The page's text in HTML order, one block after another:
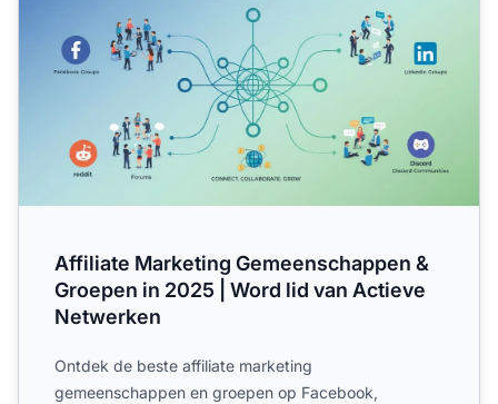
Affiliate Marketing Gemeenschappen &
Groepen in 2025 | Word lid van Actieve
Netwerken
Ontdek de beste affiliate marketing
gemeenschappen en groepen op Facebook,